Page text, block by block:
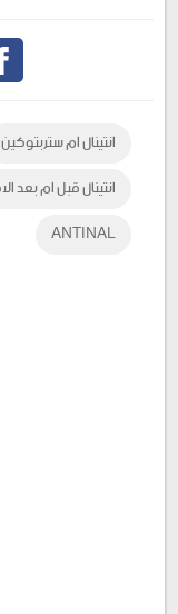
انتينال ام ستربتوكين
انتينال قبل ام بعد
ANTINAL